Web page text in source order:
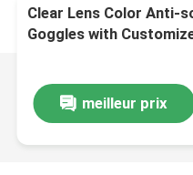
Clear Lens Color Anti-
Goggles with
meilleur prix